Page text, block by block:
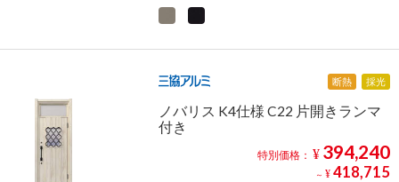
断熱 採光
ノバリス K4仕様 C22 片開きランマ
付き
特別価格： ¥ 394,240
～ ¥ 418,715